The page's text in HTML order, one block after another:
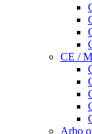
CE /
Arbo